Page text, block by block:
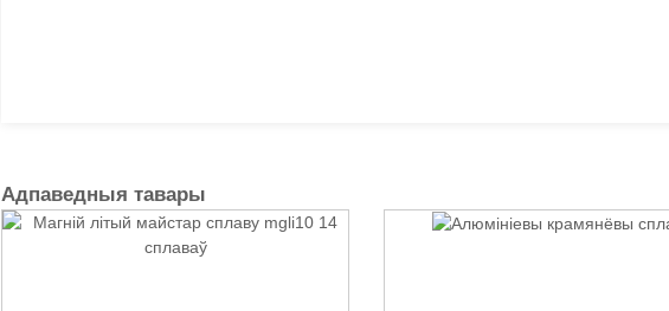
Адпаведныя тавары